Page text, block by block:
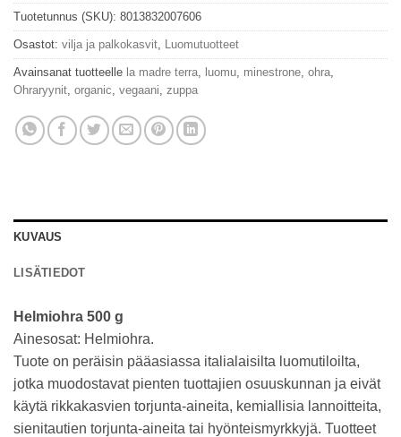
Tuotetunnus (SKU): 8013832007606
Osastot: vilja ja palkokasvit Luomutuotteet
Avainsanat tuotteelle la madre terra luomu minestrone ohra
Ohraryynit organic vegaani zuppa
KUVAUS
LISÄTIEDOT
Helmiohra 500 g
Ainesosat: Helmiohra.
Tuote on peräisin pääasiassa italialaisilta luomutiloilta,
jotka muodostavat pienten tuottajien osuuskunnan ja eivät
käytä rikkakasvien torjunta-aineita, kemiallisia lannoitteita,
sienitautien torjunta-aineita tai hyönteismyrkkyjä. Tuotteet